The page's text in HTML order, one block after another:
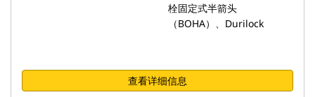
栓固定式半箭头
（BOHA）、Durilock
查看详细信息